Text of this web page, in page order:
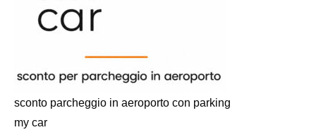
sconto parcheggio in aeroporto con parking
my car